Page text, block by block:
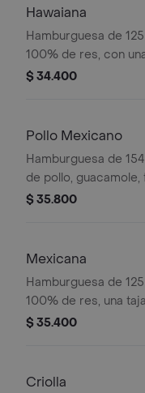
Hawaiana
Hamburguesa de
100% de res, con
queso tipo
$ 34.400
Pollo Mexicano
Hamburguesa de
de pollo,
tortillas de maíz,
$ 35.800
Mexicana
Hamburguesa de
100% de res, una
tipo mozzarella,
$ 35.400
Criolla